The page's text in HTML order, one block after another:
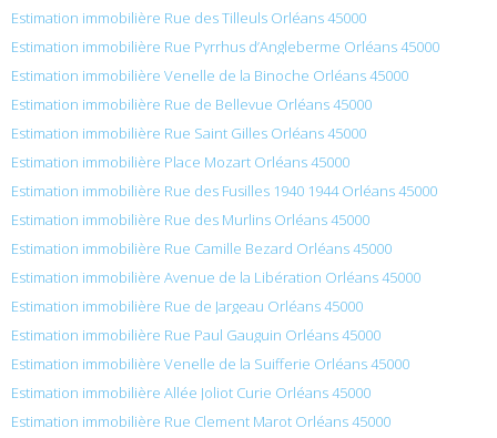
Estimation immobilière Rue des Tilleuls Orléans 45000
Estimation immobilière Rue Pyrrhus d’Angleberme Orléans 45000
Estimation immobilière Venelle de la Binoche Orléans 45000
Estimation immobilière Rue de Bellevue Orléans 45000
Estimation immobilière Rue Saint Gilles Orléans 45000
Estimation immobilière Place Mozart Orléans 45000
Estimation immobilière Rue des Fusilles 1940 1944 Orléans 45000
Estimation immobilière Rue des Murlins Orléans 45000
Estimation immobilière Rue Camille Bezard Orléans 45000
Estimation immobilière Avenue de la Libération Orléans 45000
Estimation immobilière Rue de Jargeau Orléans 45000
Estimation immobilière Rue Paul Gauguin Orléans 45000
Estimation immobilière Venelle de la Suifferie Orléans 45000
Estimation immobilière Allée Joliot Curie Orléans 45000
Estimation immobilière Rue Clement Marot Orléans 45000